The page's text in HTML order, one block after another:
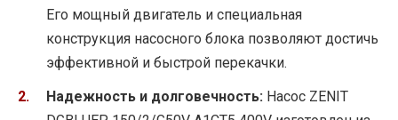
Его мощный двигатель и специальная
конструкция насосного блока позволяют достичь
эффективной и быстрой перекачки.
Надежность и долговечность: Насос ZENIT